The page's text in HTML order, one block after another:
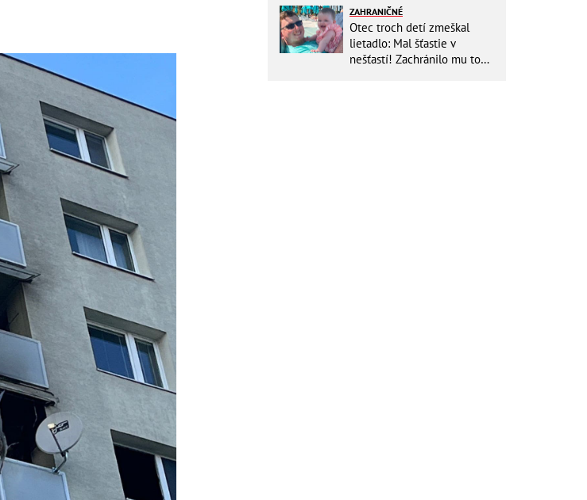
ZAHRANIČNÉ
Otec troch detí zmeškal
lietadlo: Mal šťastie v
nešťastí! Zachránilo mu to